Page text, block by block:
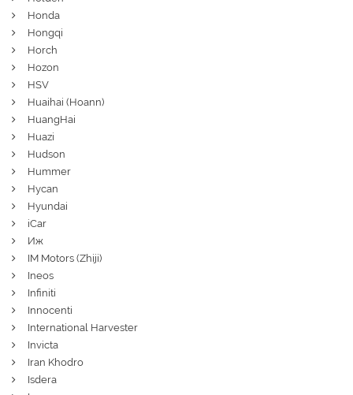
Honda
Hongqi
Horch
Hozon
HSV
Huaihai (Hoann)
HuangHai
Huazi
Hudson
Hummer
Hycan
Hyundai
iCar
Иж
IM Motors (Zhiji)
Ineos
Infiniti
Innocenti
International Harvester
Invicta
Iran Khodro
Isdera